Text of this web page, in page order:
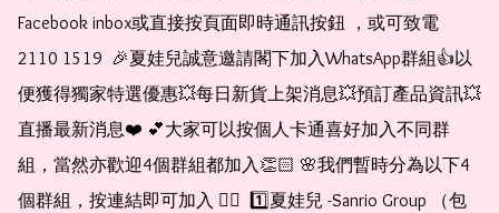
Facebook inbox或直接按頁面即時通訊按鈕 ，或可致電
2110 1519  🎉夏娃兒誠意邀請閣下加入WhatsApp群組👍以
便獲得獨家特選優惠💥每日新貨上架消息💥預訂產品資訊💥
直播最新消息❤️ 💕大家可以按個人卡通喜好加入不同群
組，當然亦歡迎4個群組都加入👏🏻 🌸我們暫時分為以下4
個群組，按連結即可加入 👇🏻  1️⃣夏娃兒 -Sanrio Group （包